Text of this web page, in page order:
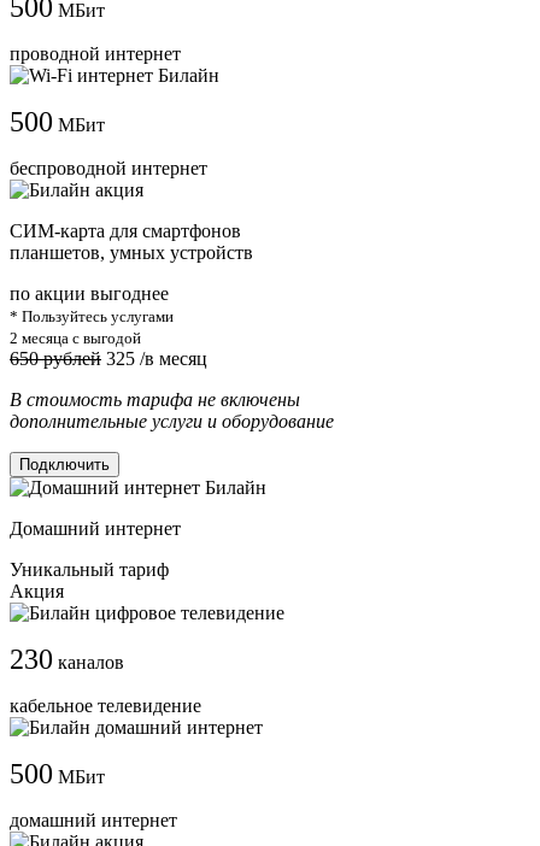
500 МБит
проводной интернет
500 МБит
беспроводной интернет
СИМ-карта для смартфонов
планшетов, умных устройств
по акции выгоднее
* Пользуйтесь услугами
2 месяца с выгодой
650 рублей 325 /в месяц
В стоимость тарифа не включены
дополнительные услуги и оборудование
Подключить
Домашний интернет
Уникальный тариф
Акция
230 каналов
кабельное телевидение
500 МБит
домашний интернет